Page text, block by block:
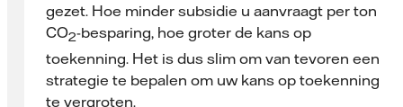
gezet. Hoe minder subsidie u aanvraagt per ton
CO2-besparing, hoe groter de kans op
toekenning. Het is dus slim om van tevoren een
strategie te bepalen om uw kans op toekenning
te vergroten.